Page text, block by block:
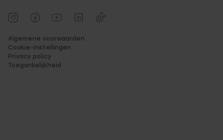
Algemene voorwaarden
Cookie-instellingen
Privacy policy
Toegankelijkheid